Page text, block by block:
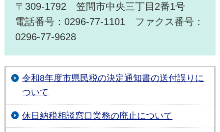
〒309-1792 笠間市中央三丁目2番1号
電話番号：0296-77-1101 ファクス番号：
0296-77-9628
令和8年度市県民税の決定通知書の送付誤りに
ついて
休日納税相談窓口業務の廃止について